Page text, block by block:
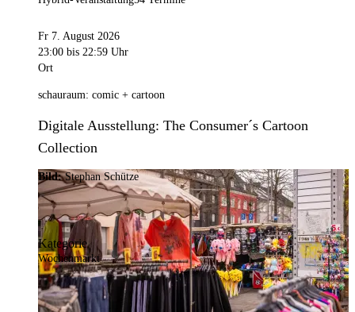
Fr 7. August 2026
23:00 bis 22:59 Uhr
Ort
schauraum: comic + cartoon
Digitale Ausstellung: The Consumer´s Cartoon
Collection
Bild:Stephan Schütze
Kategorie
Wochenmarkt